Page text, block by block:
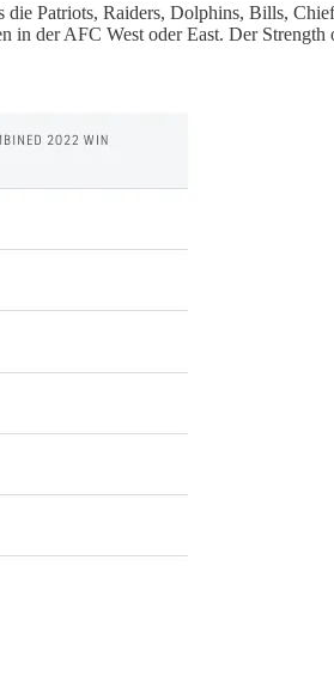
Patriots, Raiders, Dolphins, Bills,
der AFC West oder East. Der